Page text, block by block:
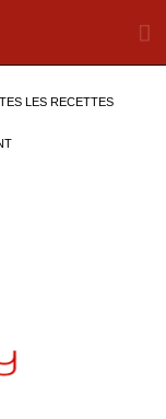
LES RECETTES